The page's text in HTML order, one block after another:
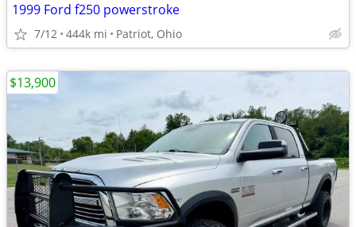
1999 Ford f250 powerstroke
7/12 444k mi Patriot, Ohio
$13,900